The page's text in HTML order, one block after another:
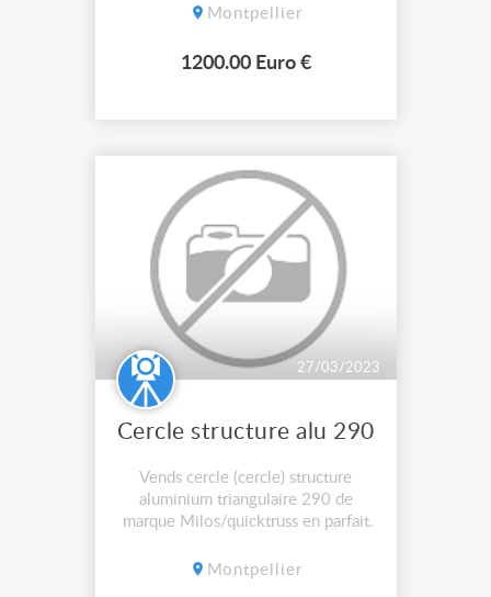
ampères, entrée sur bornier. 1200€.
Montpellier
1200.00 Euro €
27/03/2023
Cercle structure alu 290
Vends cercle (cercle) structure
aluminium triangulaire 290 de
marque Milos/quicktruss en parfait
prolyte, asd, etc) diamètre extérieur
Montpellier